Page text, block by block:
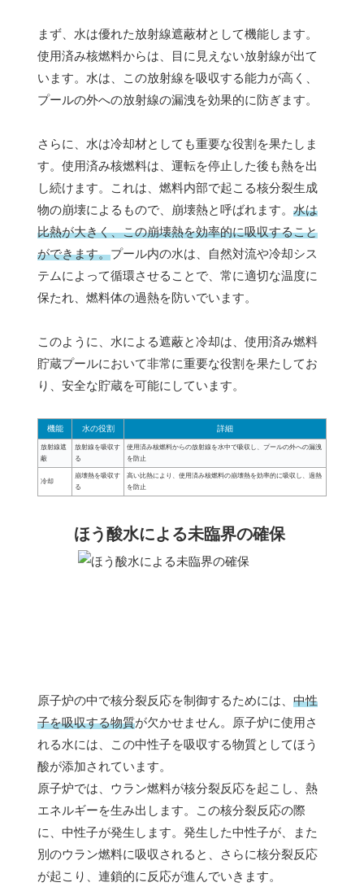
まず、水は優れた放射線遮蔽材として機能します。
使用済み核燃料からは、目に見えない放射線が出て
います。水は、この放射線を吸収する能力が高く、
プールの外への放射線の漏洩を効果的に防ぎます。
さらに、水は冷却材としても重要な役割を果たしま
す。使用済み核燃料は、運転を停止した後も熱を出
し続けます。これは、燃料内部で起こる核分裂生成
物の崩壊によるもので、崩壊熱と呼ばれます。 水は
比熱が大きく、この崩壊熱を効率的に吸収すること
ができます。プール内の水は、自然対流や冷却シス
テムによって循環させることで、常に適切な温度に
保たれ、燃料体の過熱を防いでいます。
このように、水による遮蔽と冷却は、使用済み燃料
貯蔵プールにおいて非常に重要な役割を果たしてお
り、安全な貯蔵を可能にしています。
機能 水の役割 詳細
放射線遮
蔽
放射線を吸収す
る
使用済み核燃料からの放射線を水中で吸収し、プールの外への漏洩
を防止
冷却
崩壊熱を吸収す
る
高い比熱により、使用済み核燃料の崩壊熱を効率的に吸収し、過熱
を防止
ほう酸水による未臨界の確保
原子炉の中で核分裂反応を制御するためには、 中性
子を吸収する物質が欠かせません。原子炉に使用さ
れる水には、この中性子を吸収する物質としてほう
酸が添加されています。
原子炉では、ウラン燃料が核分裂反応を起こし、熱
エネルギーを生み出します。この核分裂反応の際
に、中性子が発生します。発生した中性子が、また
別のウラン燃料に吸収されると、さらに核分裂反応
が起こり、連鎖的に反応が進んでいきます。